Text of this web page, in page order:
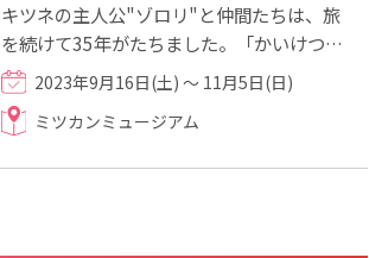
キツネの主人公"ゾロリ"と仲間たちは、旅
を続けて35年がたちました。「かいけつゾ
ロリ大冒険展」では、ワクワクドキドキの
大冒険を描いた貴重な原...
2023年9月16日(土) ～ 11月5日(日)
ミツカンミュージアム